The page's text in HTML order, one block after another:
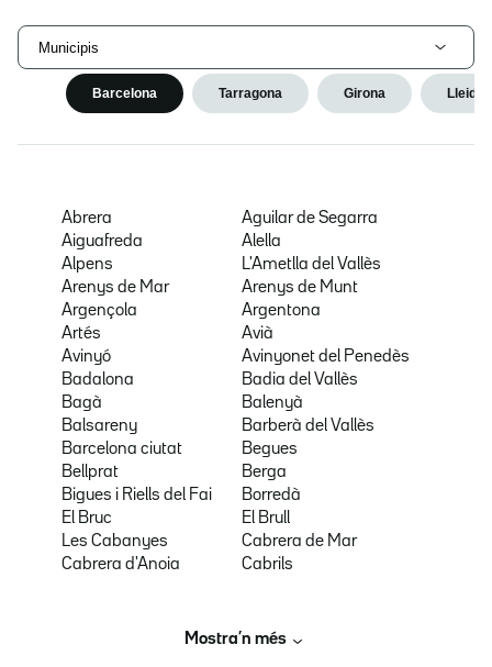
Municipis
Barcelona Tarragona Girona Lleida
Abrera
Aguilar de Segarra
Aiguafreda
Alella
Alpens
L'Ametlla del Vallès
Arenys de Mar
Arenys de Munt
Argençola
Argentona
Artés
Avià
Avinyó
Avinyonet del Penedès
Badalona
Badia del Vallès
Bagà
Balenyà
Balsareny
Barberà del Vallès
Barcelona ciutat
Begues
Bellprat
Berga
Bigues i Riells del Fai
Borredà
El Bruc
El Brull
Les Cabanyes
Cabrera de Mar
Cabrera d'Anoia
Cabrils
Mostra’n més